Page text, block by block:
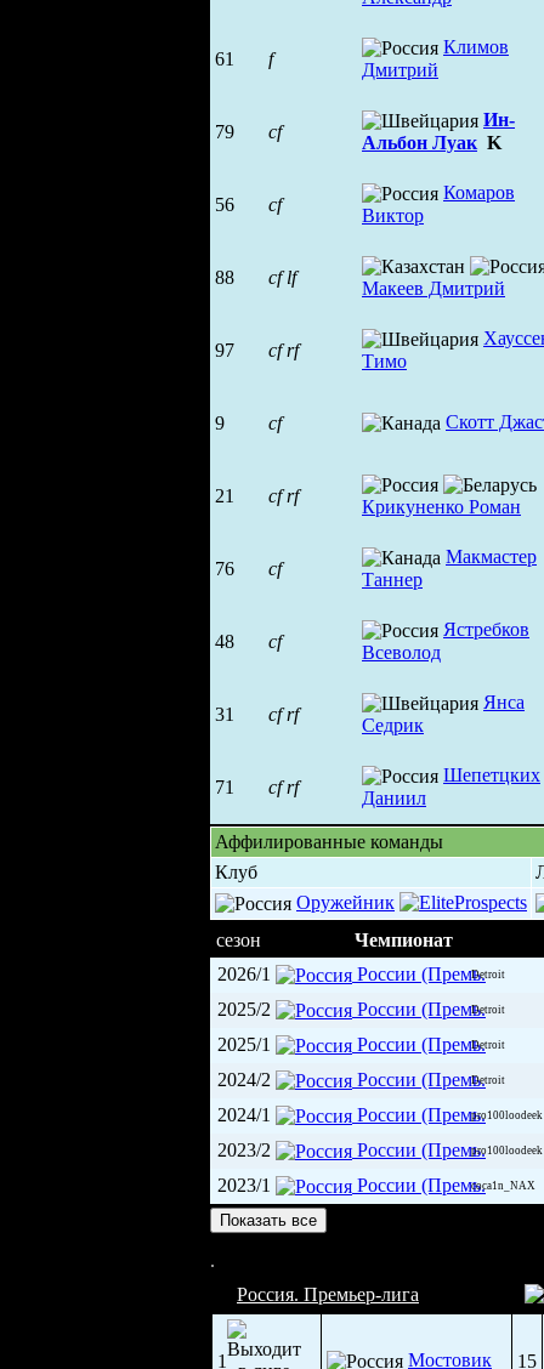
61 f
Климов
Дмитрий
79 cf
Ин-
Альбон Луак K
56 cf
Комаров
Виктор
88 cf lf
Макеев Дмитрий
97 cf rf
Тимо
9 cf Скотт
21 cf rf
Крикуненко Роман
76 cf
Макмастер
Таннер
48 cf
Ястребков
Всеволод
31 cf rf
Янса
Седрик
71 cf rf
Шепетцких
Даниил
Аффилированные команды
Клуб
Оружейник
сезон
Чемпионат
2026/1
России (Премь.Detroit
2025/2 России (Премь.Detroit
2025/1 России (Премь.Detroit
2024/2 России (Премь.Detroit
2024/1 России (Премь.pro100loodeek
2023/2 России (Премь.pro100loodeek
2023/1 России (Премь.coca1n_NAX
Показать все
Арсенал-Арена (3 040)
Россия. Премьер-лига
1 Мостовик 15